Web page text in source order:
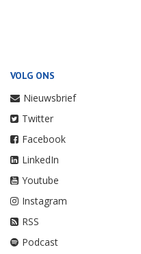
VOLG ONS
Nieuwsbrief
Twitter
Facebook
LinkedIn
Youtube
Instagram
RSS
Podcast